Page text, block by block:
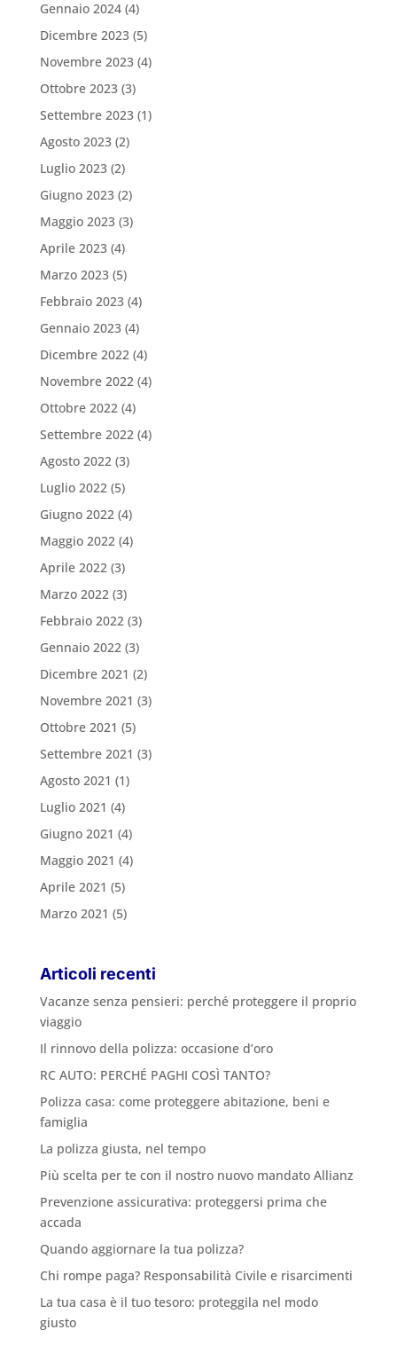
Gennaio 2024(4)
Dicembre 2023(5)
Novembre 2023(4)
Ottobre 2023(3)
Settembre 2023(1)
Agosto 2023(2)
Luglio 2023(2)
Giugno 2023(2)
Maggio 2023(3)
Aprile 2023(4)
Marzo 2023(5)
Febbraio 2023(4)
Gennaio 2023(4)
Dicembre 2022(4)
Novembre 2022(4)
Ottobre 2022(4)
Settembre 2022(4)
Agosto 2022(3)
Luglio 2022(5)
Giugno 2022(4)
Maggio 2022(4)
Aprile 2022(3)
Marzo 2022(3)
Febbraio 2022(3)
Gennaio 2022(3)
Dicembre 2021 (2)
Novembre 2021 (3)
Ottobre 2021 (5)
Settembre 2021 (3)
Agosto 2021 (1)
Luglio 2021 (4)
Giugno 2021 (4)
Maggio 2021 (4)
Aprile 2021 (5)
Marzo 2021 (5)
Articoli recenti
Vacanze senza pensieri: perché proteggere il proprio
viaggio
Il rinnovo della polizza: occasione d’oro
RC AUTO: PERCHÉ PAGHI COSÌ TANTO?
Polizza casa: come proteggere abitazione, beni e
famiglia
La polizza giusta, nel tempo
Più scelta per te con il nostro nuovo mandato Allianz
Prevenzione assicurativa: proteggersi prima che
accada
Quando aggiornare la tua polizza?
Chi rompe paga? Responsabilità Civile e risarcimenti
La tua casa è il tuo tesoro: proteggila nel modo
giusto